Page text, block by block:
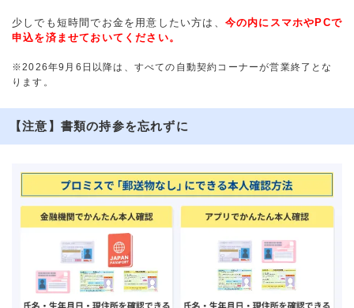
少しでも短時間でお金を用意したい方は、 今の内にスマホやPCで
申込を済ませておいてください。
※2026年9月6日以降は、すべての自動契約コーナーが営業終了とな
ります。
【注意】書類の持参を忘れずに